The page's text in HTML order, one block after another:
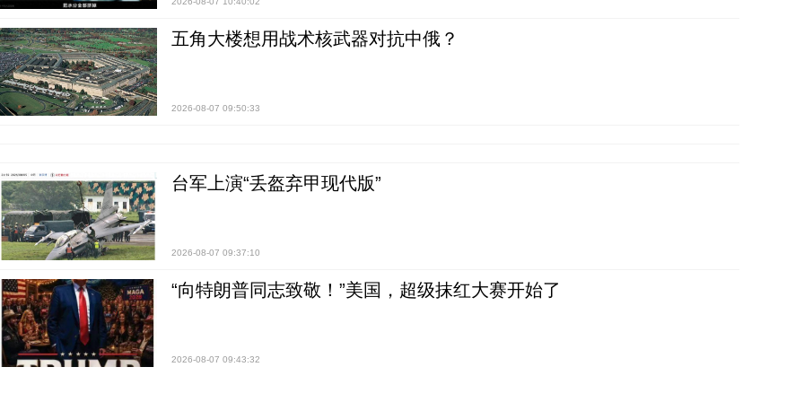
五角大楼想用战术核武器对抗中俄？
2026-08-07 09:50:33
台军上演“丢盔弃甲现代版”
2026-08-07 09:37:10
“向特朗普同志致敬！”美国，超级抹红大赛开始了
2026-08-07 09:43:32